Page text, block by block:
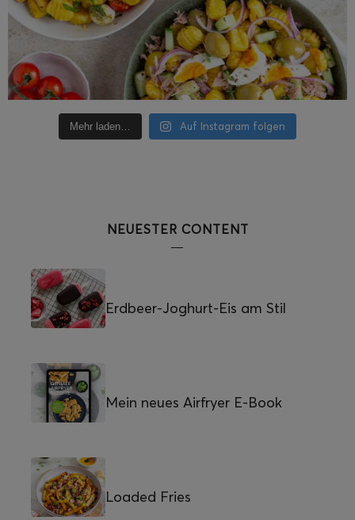
Mehr laden… Auf Instagram folgen
NEUESTER CONTENT
Erdbeer-Joghurt-Eis am Stil
Mein neues Airfryer E-Book
Loaded Fries